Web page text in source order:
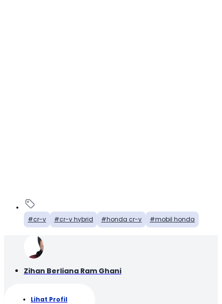
cr-v cr-v hybrid honda cr-v mobil honda
Zihan Berliana Ram Ghani
Lihat Profil